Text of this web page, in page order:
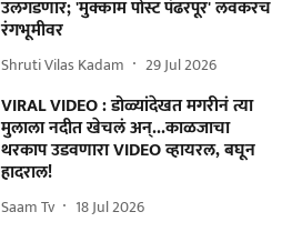
उलगडणार; 'मुक्काम पोस्ट पंढरपूर' लवकरच
रंगभूमीवर
Shruti Vilas Kadam 29 Jul 2026
VIRAL VIDEO : डोळ्यांदेखत मगरीनं त्या
मुलाला नदीत खेचलं अन्...काळजाचा
थरकाप उडवणारा VIDEO व्हायरल, बघून
हादराल!
Saam Tv 18 Jul 2026